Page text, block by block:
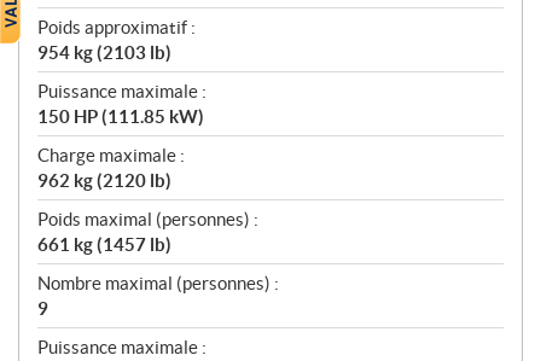
Poids approximatif :
954 kg (2103 lb)
Puissance maximale :
150 HP (111.85 kW)
Charge maximale :
962 kg (2120 lb)
Poids maximal (personnes) :
661 kg (1457 lb)
Nombre maximal (personnes) :
9
Puissance maximale :